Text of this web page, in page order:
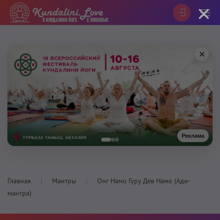
Реклама
×
Главная Мантры
Онг Намо Гуру Дев Намо (Ади-
мантра)
×